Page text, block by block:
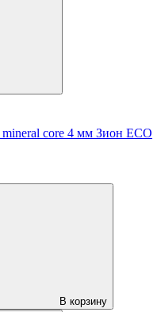
core 4 мм Зион ЕСО
В корзину